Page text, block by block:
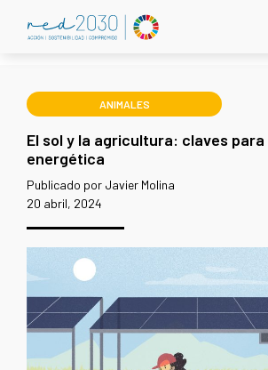
ANIMALES
El sol y la agricultura: claves
energética
Publicado por Javier Molina
20 abril, 2024